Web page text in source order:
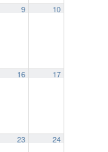
9 10
16 17
23 24